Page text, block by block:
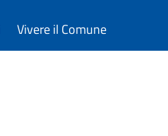
Vivere il Comune